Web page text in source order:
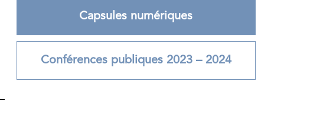
Capsules numériques
Conférences publiques 2023 – 2024